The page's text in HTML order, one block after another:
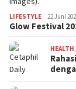
LIFESTYLE 22 Juni
Glow Festival
HEALTH,